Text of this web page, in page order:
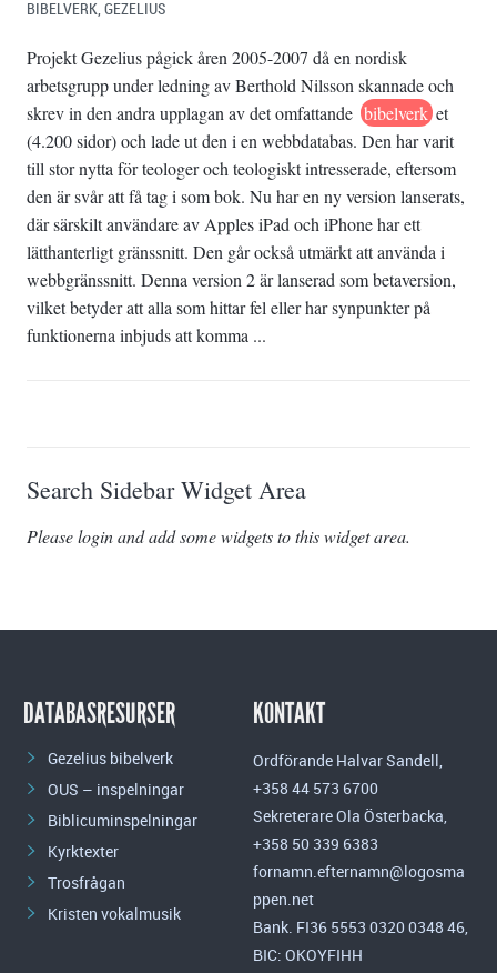
BIBELVERK, GEZELIUS
Projekt Gezelius pågick åren 2005-2007 då en nordisk
arbetsgrupp under ledning av Berthold Nilsson skannade och
skrev in den andra upplagan av det omfattande bibelverk et
(4.200 sidor) och lade ut den i en webbdatabas. Den har varit
till stor nytta för teologer och teologiskt intresserade, eftersom
den är svår att få tag i som bok. Nu har en ny version lanserats,
där särskilt användare av Apples iPad och iPhone har ett
lätthanterligt gränssnitt. Den går också utmärkt att använda i
webbgränssnitt. Denna version 2 är lanserad som betaversion,
vilket betyder att alla som hittar fel eller har synpunkter på
funktionerna inbjuds att komma ...
Search Sidebar Widget Area
Please login and add some widgets to this widget area.
DATABASRESURSER
Gezelius bibelverk
OUS – inspelningar
Biblicuminspelningar
Kyrktexter
Trosfrågan
Kristen vokalmusik
KONTAKT
Ordförande Halvar Sandell,
+358 44 573 6700
Sekreterare Ola Österbacka,
+358 50 339 6383
fornamn.efternamn@logosma
ppen.net
Bank. FI36 5553 0320 0348 46,
BIC: OKOYFIHH